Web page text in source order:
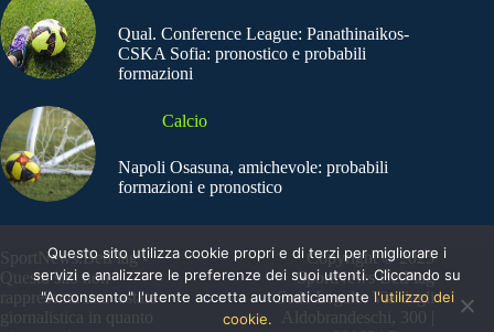
Qual. Conference League: Panathinaikos-
CSKA Sofia: pronostico e probabili
formazioni
Calcio
Napoli Osasuna, amichevole: probabili
formazioni e pronostico
SportNews.BetFlag -
Questo sito non
rappresenta una testata
giornalistica in quanto
Copyright © 2025
SportNews BetFlag
Sede Legale: Via degli
Aldobrandeschi, 300 |
Questo sito utilizza cookie propri e di terzi per migliorare i
servizi e analizzare le preferenze dei suoi utenti. Cliccando su
"Acconsento" l'utente accetta automaticamente l'utilizzo dei
cookie.